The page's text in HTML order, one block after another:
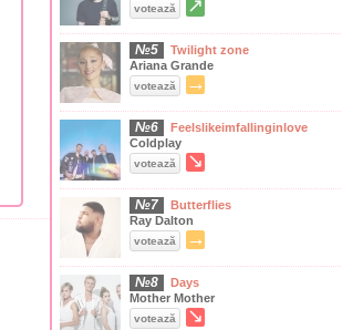
votează ↗
№5
Twilight zone
Ariana Grande
votează →
№6
Feelslikeimfallinginlove
Coldplay
votează ↘
№7
Butterflies
Ray Dalton
votează →
№8
Days
Mother Mother
votează ↘